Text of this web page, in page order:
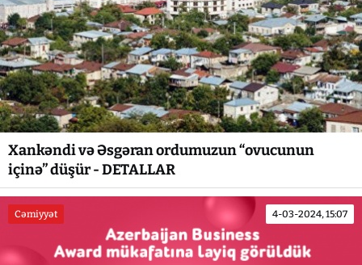
Xankəndi və Əsgəran ordumuzun “ovucunun
içinə” düşür - DETALLAR
Cəmiyyət 4-03-2024, 15:07